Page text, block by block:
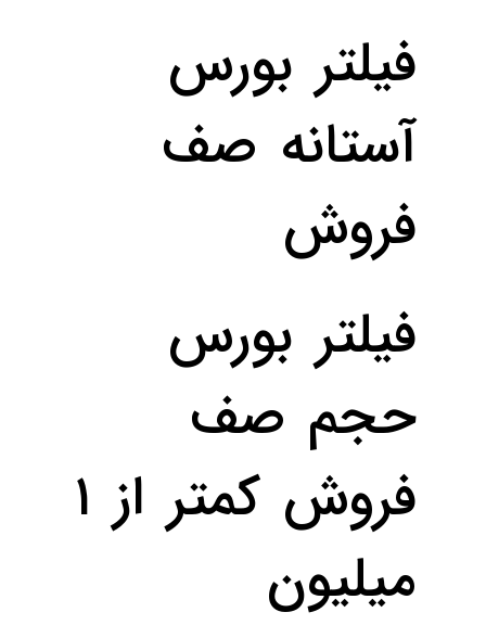
فیلتر بورس
آستانه‌ صف
فروش
فیلتر بورس
حجم صف
فروش کمتر از ۱
میلیون